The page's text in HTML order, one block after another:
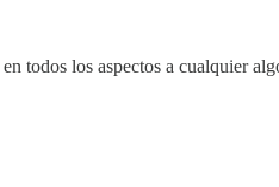
todos los aspectos a cualquier